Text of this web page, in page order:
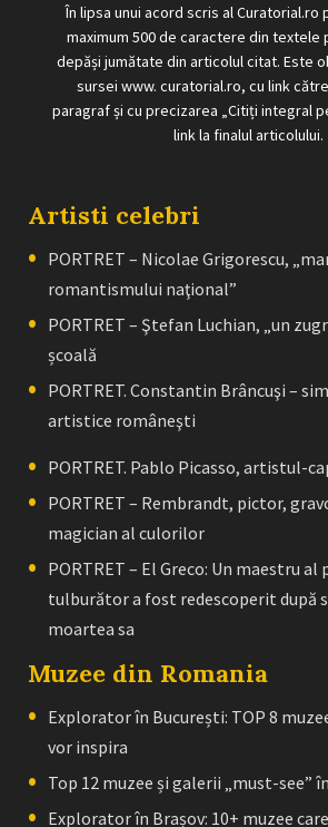
În lipsa unui acord scris al
maximum 500 de caractere din textele
depăși jumătate din articolul citat. Este
sursei www. curatorial.ro, cu link
paragraf și cu precizarea „Citiți integral
link la finalul articolului.
Artisti celebri
PORTRET – Nicolae Grigorescu,
romantismului naţional”
PORTRET – Ştefan Luchian, „un
școală
PORTRET. Constantin Brâncuşi –
artistice româneşti
PORTRET. Pablo Picasso, artistul-
PORTRET – Rembrandt, pictor,
magician al culorilor
PORTRET – El Greco: Un maestru
tulburător a fost redescoperit după
moartea sa
Muzee din Romania
Explorator în București: TOP 8
vor inspira
Top 12 muzee și galerii „must-see”
Explorator în Brașov: 10+ muzee